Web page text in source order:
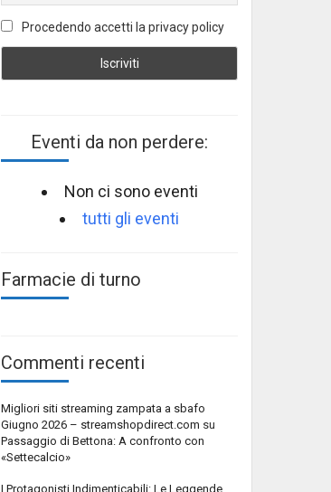
Procedendo accetti la privacy policy
Eventi da non perdere:
Non ci sono eventi
tutti gli eventi
Farmacie di turno
Commenti recenti
Migliori siti streaming zampata a sbafo
Giugno 2026 – streamshopdirect.com su
Passaggio di Bettona: A confronto con
«Settecalcio»
I Protagonisti Indimenticabili: Le Leggende